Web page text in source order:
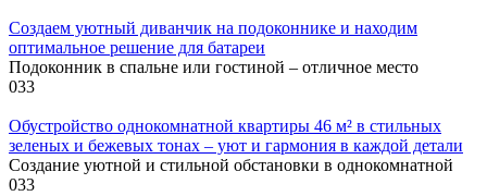
Создаем уютный диванчик на подоконнике и находим
оптимальное решение для батареи
Подоконник в спальне или гостиной – отличное место
033
Обустройство однокомнатной квартиры 46 м² в стильных
зеленых и бежевых тонах – уют и гармония в каждой детали
Создание уютной и стильной обстановки в однокомнатной
033